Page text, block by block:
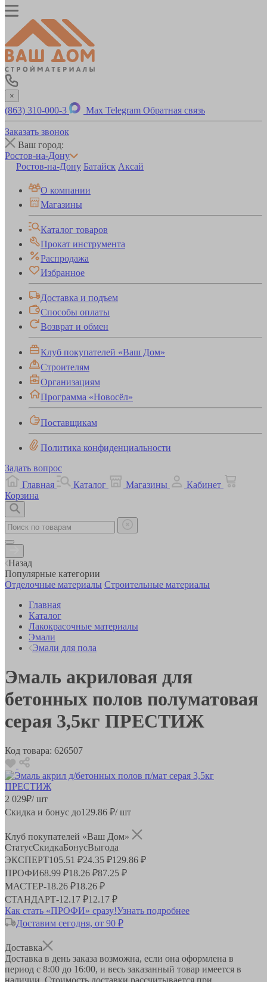
×
(863) 310-000-3 Max Telegram Обратная связь
Заказать звонок
Ваш город:
Ростов-на-Дону
Ростов-на-Дону Батайск Аксай
О компании
Магазины
Каталог товаров
Прокат инструмента
Распродажа
Избранное
Доставка и подъем
Способы оплаты
Возврат и обмен
Клуб покупателей «Ваш Дом»
Строителям
Организациям
Программа «Новосёл»
Поставщикам
Политика конфиденциальности
Задать вопрос
Главная
Каталог Магазины
Кабинет
Корзина
Назад
Популярные категории
Отделочные материалы Строительные материалы
Главная
Каталог
Лакокрасочные материалы
Эмали
Эмали для пола
Эмаль акриловая для
бетонных полов полуматовая
серая 3,5кг ПРЕСТИЖ
Код товара: 626507
2 029₽/ шт
Скидка и бонус до129.86 ₽/ шт
Клуб покупателей «Ваш Дом»
СтатусСкидкаБонусВыгода
ЭКСПЕРТ105.51 ₽24.35 ₽129.86 ₽
ПРОФИ68.99 ₽18.26 ₽87.25 ₽
МАСТЕР-18.26 ₽18.26 ₽
СТАНДАРТ-12.17 ₽12.17 ₽
Как стать «ПРОФИ» сразу!Узнать подробнее
Доставим сегодня, от 90 ₽
Доставка
Доставка в день заказа возможна, если она оформлена в
период с 8:00 до 16:00, и весь заказанный товар имеется в
наличии. Стоимость доставки рассчитывается при